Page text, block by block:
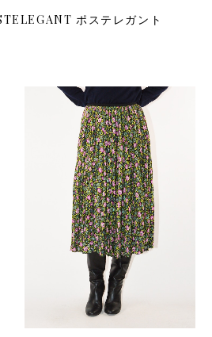
ポステレガント